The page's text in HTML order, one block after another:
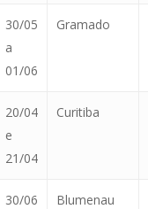
30/05
a
01/06
Gramado
20/04
e
21/04
Curitiba
30/06 Blumenau